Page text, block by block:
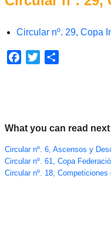
Circular nº. 29, Copa
Facebook
Twitter
What you can read next
Circular nº. 6, Ascensos y
Circular nº. 61, Copa
Circular nº. 18, Competiciones